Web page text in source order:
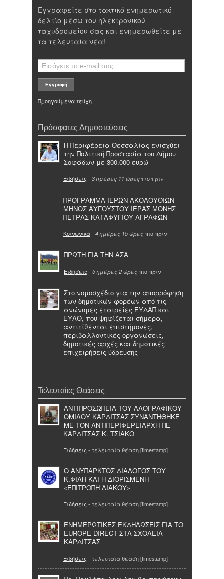
Εγγραφείτε στο τακτικό ενημερωτικό
δελτίο μέσω του ηλεκτρονικού
ταχυδρομείου σας και ενημερωθείτε με
τα τελευταία νέα!
Προηγούμενα τεύχη
Πρόσφατες Δημοσιεύσεις
Η Περιφέρεια Θεσσαλίας ενισχύει
την Πολιτική Προστασία του Δήμου
Σοφάδων με 300.000 ευρώ
Ειδήσεις - 3 ημέρες 11 ώρες πιο πριν
ΠΡΟΓΡΑΜΜΑ ΙΕΡΩΝ ΑΚΟΛΟΥΘΙΩΝ
ΜΗΝΟΣ ΑΥΓΟΥΣΤΟΥ ΙΕΡΑΣ ΜΟΝΗΣ
ΠΕΤΡΑΣ ΚΑΤΑΦΥΓΙΟΥ ΑΓΡΑΦΩΝ
Κοινωνικά- 4 ημέρες 15 ώρες πιο πριν
ΠΡΩΤΗ ΓΙΑ ΤΗΝ ΑΣΑ
Ειδήσεις - 5 ημέρες 2 ώρες πιο πριν
Στο νομοσχέδιο για την απορρόφηση
των δημοτικών φορέων από τις
ανώνυμες εταιρείες ΕΥΔΑΠ και
ΕΥΑΘ, που ψηφίζεται σήμερα,
αντιτίθενται επιστήμονες,
περιβαλλοντικές οργανώσεις,
δημοτικές αρχές και δημοτικές
επιχειρήσεις ύδρευσης
Τελευταίες Θεάσεις
ΑΝΤΙΠΡΟΣΩΠΕΙΑ ΤΟΥ ΛΑΟΓΡΑΦΙΚΟΥ
ΟΜΙΛΟΥ ΚΑΡΔΙΤΣΑΣ ΣΥΝΑΝΤΗΘΗΚΕ
ΜΕ ΤΟΝ ΑΝΤΙΠΕΡΙΦΕΡΕΙΑΡΧΗ ΠΕ
ΚΑΡΔΙΤΣΑΣ Κ. ΤΣΙΑΚΟ
Ειδήσεις - τελευταία θέαση [timestamp]
Ο ΑΝΥΠΑΡΚΤΟΣ ΔΙΑΛΟΓΟΣ ΤΟΥ
Κ.ΦΙΛΗ ΚΑΙ Η ΔΙΟΡΙΣΜΕΝΗ
«ΕΠΙΤΡΟΠΗ ΛΙΑΚΟΥ»
Ειδήσεις - τελευταία θέαση [timestamp]
ΕΝΗΜΕΡΩΤΙΚΕΣ ΕΚΔΗΛΩΣΕΙΣ ΓΙΑ ΤΟ
EUROPE DIRECT ΣΤΑ ΣΧΟΛΕΙΑ
ΚΑΡΔΙΤΣΑΣ
Ειδήσεις - τελευταία θέαση [timestamp]